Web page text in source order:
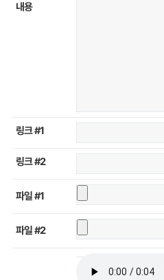
내용
링크 #1
링크 #2
파일 #1
파일 #2